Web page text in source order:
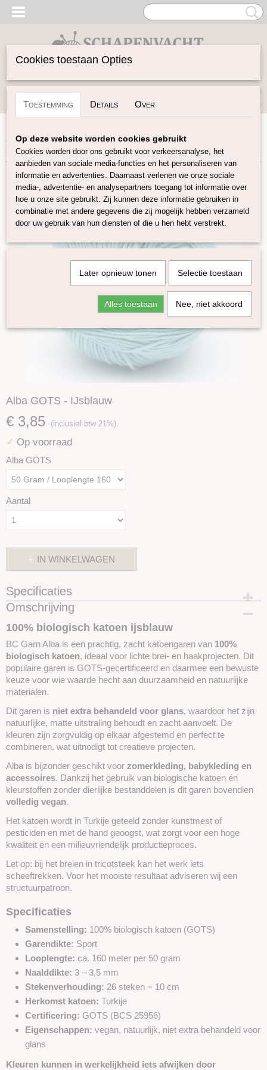
Inloggen Registreren
(0)
Home>Garen>Merken>BC Garn>Alba Gots
GOTS - IJsblauw
Alba GOTS - IJsblauw
€ 3,85 (inclusief btw 21%)
✓ Op voorraad
Alba GOTS
Aantal
IN WINKELWAGEN
Specificaties
Productcode
Omschrijving
100% biologisch katoen ijsblauw
BC Garn Alba is een prachtig, zacht katoengaren van 100%
biologisch katoen, ideaal voor lichte brei- en haakprojecten. Dit
populaire garen is GOTS-gecertificeerd en daarmee een bewuste
keuze voor wie waarde hecht aan duurzaamheid en natuurlijke
materialen.
Dit garen is niet extra behandeld voor glans, waardoor het zijn
natuurlijke, matte uitstraling behoudt en zacht aanvoelt. De
kleuren zijn zorgvuldig op elkaar afgestemd en perfect te
combineren, wat uitnodigt tot creatieve projecten.
Alba is bijzonder geschikt voor zomerkleding, babykleding en
accessoires. Dankzij het gebruik van biologische katoen én
kleurstoffen zonder dierlijke bestanddelen is dit garen bovendien
volledig vegan.
Het katoen wordt in Turkije geteeld zonder kunstmest of
pesticiden en met de hand geoogst, wat zorgt voor een hoge
kwaliteit en een milieuvriendelijk productieproces.
Let op: bij het breien in tricotsteek kan het werk iets
scheeftrekken. Voor het mooiste resultaat adviseren wij een
structuurpatroon.
Specificaties
Samenstelling: 100% biologisch katoen (GOTS)
Garendikte: Sport
Looplengte: ca. 160 meter per 50 gram
Naalddikte: 3 – 3,5 mm
Stekenverhouding: 26 steken = 10 cm
Herkomst katoen: Turkije
Certificering: GOTS (BCS 25956)
Eigenschappen: vegan, natuurlijk, niet extra behandeld voor
glans
Kleuren kunnen in werkelijkheid iets afwijken door
Cookies toestaan Opties
Toestemming Details Over
Op deze website worden cookies gebruikt
Cookies worden door ons gebruikt voor verkeersanalyse, het
aanbieden van sociale media-functies en het personaliseren van
informatie en advertenties. Daarnaast verlenen we onze sociale
media-, advertentie- en analysepartners toegang tot informatie over
hoe u onze site gebruikt. Zij kunnen deze informatie gebruiken in
combinatie met andere gegevens die zij mogelijk hebben verzameld
door uw gebruik van hun diensten of die u hen hebt verstrekt.
Later opnieuw tonen Selectie toestaan
Alles toestaan Nee, niet akkoord